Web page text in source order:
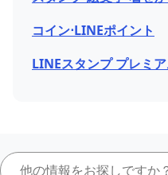
コイン⋅LINEポイント
LINEスタンプ プレミ